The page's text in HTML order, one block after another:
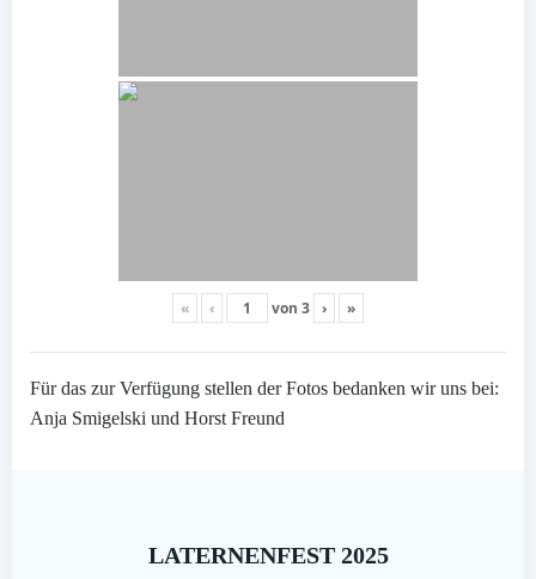
« ‹ von 3 › »
Für das zur Verfügung stellen der Fotos bedanken wir uns bei:
Anja Smigelski und Horst Freund
LATERNENFEST 2025